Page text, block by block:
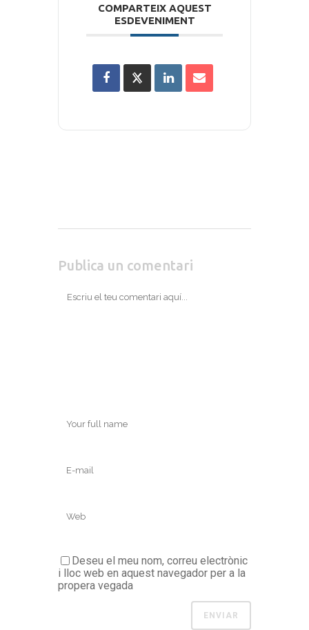
COMPARTEIX AQUEST
ESDEVENIMENT
Publica un comentari
Deseu el meu nom, correu electrònic
i lloc web en aquest navegador per a la
propera vegada